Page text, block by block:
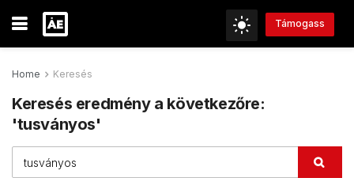
Támogass
Home Keresés
Keresés eredmény a következőre:
'tusványos'